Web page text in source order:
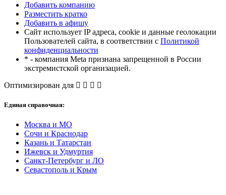
Добавить компанию
Разместить кратко
Добавить в афишу
Сайт использует IP адреса, cookie и данные геолокации
Пользователей сайта, в соответствии с Политикой
конфиденциальности
* - компания Meta признана запрещенной в России
экстремистской организацией.
Оптимизирован для
Единая справочная:
Москва и МО
Сочи и Краснодар
Казань и Татарстан
Ижевск и Удмуртия
Санкт-Петербург и ЛО
Севастополь и Крым